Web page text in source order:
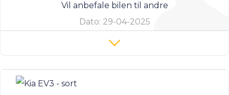
Vil anbefale bilen til andre
Dato: 29-04-2025